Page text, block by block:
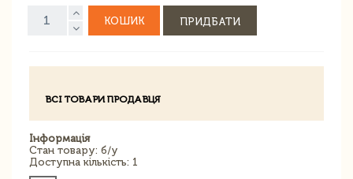
КОШИК ПРИДБАТИ
ВСІ ТОВАРИ ПРОДАВЦЯ
Інформація
Стан товару: б/у
Доступна кількість: 1